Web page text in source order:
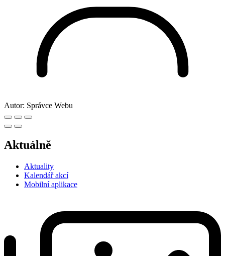
Autor: Správce Webu
Aktuálně
Aktuality
Kalendář akcí
Mobilní aplikace